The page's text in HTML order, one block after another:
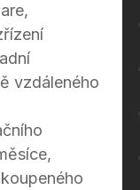
vzdáleného